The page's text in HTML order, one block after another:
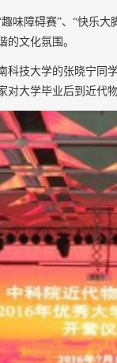
趣味障碍赛”、“快乐大
的文化氛围。
科技大学的张晓宁 同
对大学毕业后到近代